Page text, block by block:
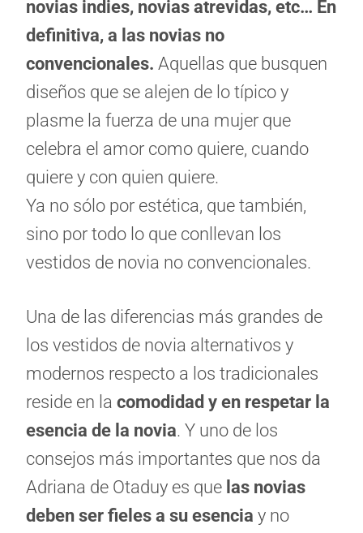
novias indies, novias atrevidas, etc… En
definitiva, a las novias no
convencionales. Aquellas que busquen
diseños que se alejen de lo típico y
plasme la fuerza de una mujer que
celebra el amor como quiere, cuando
quiere y con quien quiere.
Ya no sólo por estética, que también,
sino por todo lo que conllevan los
vestidos de novia no convencionales.
Una de las diferencias más grandes de
los vestidos de novia alternativos y
modernos respecto a los tradicionales
reside en la comodidad y en respetar la
esencia de la novia. Y uno de los
consejos más importantes que nos da
Adriana de Otaduy es que las novias
deben ser fieles a su esencia y no